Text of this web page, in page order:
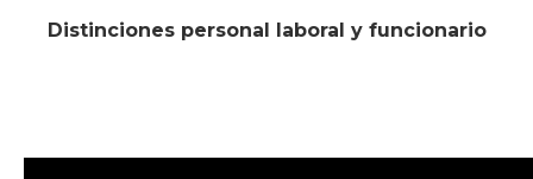
Distinciones personal laboral y funcionario